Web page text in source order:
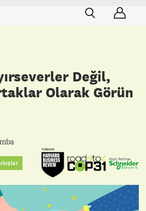
Değil,
Olarak Görün
Main Partner